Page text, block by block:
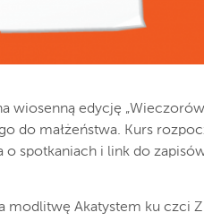
wiosenną edycję
do małżeństwa. Kurs
o spotkaniach i link do
modlitwę Akatystem ku czci